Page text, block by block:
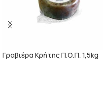
Γραβιέρα Κρήτης Π.Ο.Π. 1,5kg